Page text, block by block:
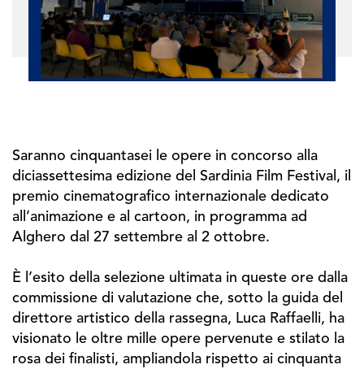
Saranno cinquantasei le opere in concorso alla
diciassettesima edizione del Sardinia Film Festival, il
premio cinematografico internazionale dedicato
all’animazione e al cartoon, in programma ad
Alghero dal 27 settembre al 2 ottobre.
È l’esito della selezione ultimata in queste ore dalla
commissione di valutazione che, sotto la guida del
direttore artistico della rassegna, Luca Raffaelli, ha
visionato le oltre mille opere pervenute e stilato la
rosa dei finalisti, ampliandola rispetto ai cinquanta